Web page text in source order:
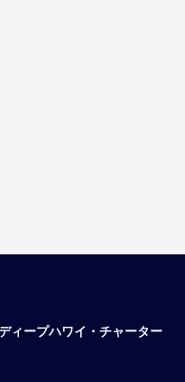
ィープハワイ・チャーター